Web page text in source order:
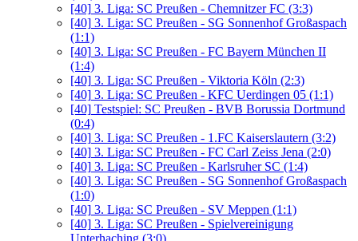
[40] 3. Liga: SC Preußen - Chemnitzer FC (3:3)
[40] 3. Liga: SC Preußen - SG Sonnenhof Großaspach
(1:1)
[40] 3. Liga: SC Preußen - FC Bayern München II
(1:4)
[40] 3. Liga: SC Preußen - Viktoria Köln (2:3)
[40] 3. Liga: SC Preußen - KFC Uerdingen 05 (1:1)
[40] Testspiel: SC Preußen - BVB Borussia Dortmund
(0:4)
[40] 3. Liga: SC Preußen - 1.FC Kaiserslautern (3:2)
[40] 3. Liga: SC Preußen - FC Carl Zeiss Jena (2:0)
[40] 3. Liga: SC Preußen - Karlsruher SC (1:4)
[40] 3. Liga: SC Preußen - SG Sonnenhof Großaspach
(1:0)
[40] 3. Liga: SC Preußen - SV Meppen (1:1)
[40] 3. Liga: SC Preußen - Spielvereinigung
Unterhaching (3:0)